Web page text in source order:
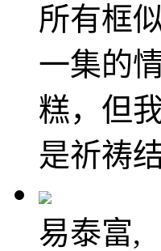
所有框
一集的
糕，但
是祈祷
易泰富,